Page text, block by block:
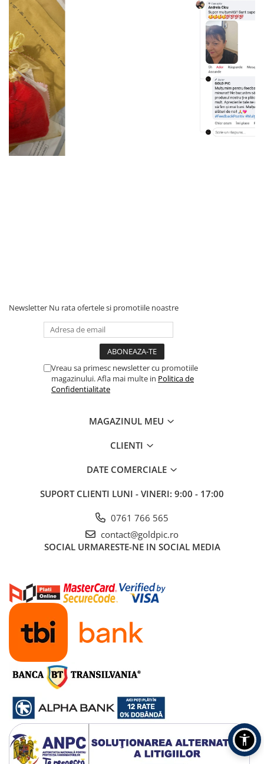
Newsletter Nu rata ofertele si promotiile noastre
Vreau sa primesc newsletter cu promotiile
magazinului. Afla mai multe in Politica de
Confidentialitate
MAGAZINUL MEU
CLIENTI
DATE COMERCIALE
SUPORT CLIENTI LUNI - VINERI: 9:00 - 17:00
0761 766 565
contact@goldpic.ro
SOCIAL URMARESTE-NE IN SOCIAL MEDIA